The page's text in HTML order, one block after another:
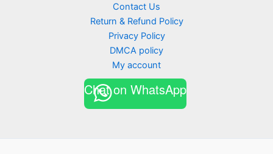
Contact Us
Return & Refund Policy
Privacy Policy
DMCA policy
My account
Chat on WhatsApp